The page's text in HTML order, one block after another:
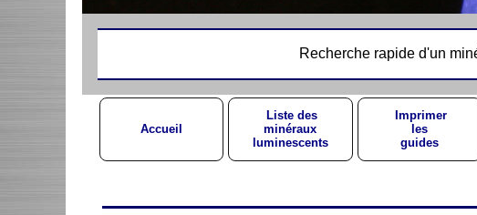
Recherche rapide d'un
Accueil
Liste des
minéraux
luminescents
Imprimer
les
guides